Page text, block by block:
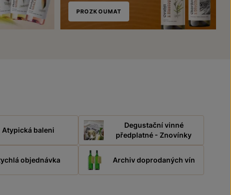
PROZKOUMAT
Atypická baleni
Degustační vinné
předplatné - Znovínky
objednávka Archiv doprodaných vín